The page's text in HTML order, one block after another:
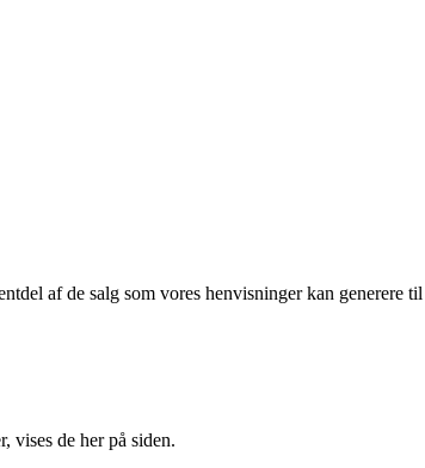
af de salg som vores henvisninger kan generere
vises de her på siden.